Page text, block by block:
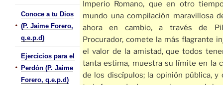
•
Conoce a tu Dios
(P. Jaime Forero,
q.e.p.d)
•
Ejercicios para el
Perdón (P. Jaime
Forero, q.e.p.d)
Imperio Romano, que en otro
mundo una compilación maravillosa
ahora en cambio, a través de
Procurador, comete la más flagrante
el valor de la amistad, que todos
tanta estima, muestra su límite en la
de los discípulos; la opinión pública, y